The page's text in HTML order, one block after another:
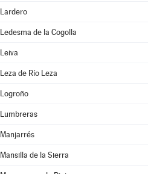
Lardero
Ledesma de la Cogolla
Leiva
Leza de Río Leza
Logroño
Lumbreras
Manjarrés
Mansilla de la Sierra